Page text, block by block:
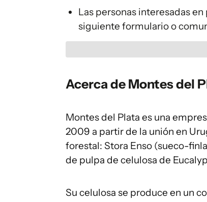
Las personas interesadas
siguiente formulario o
Acerca de Montes del
Montes del Plata es una
2009 a partir de la unión en
forestal: Stora Enso (sueco-
de pulpa de celulosa de
Su celulosa se produce en un